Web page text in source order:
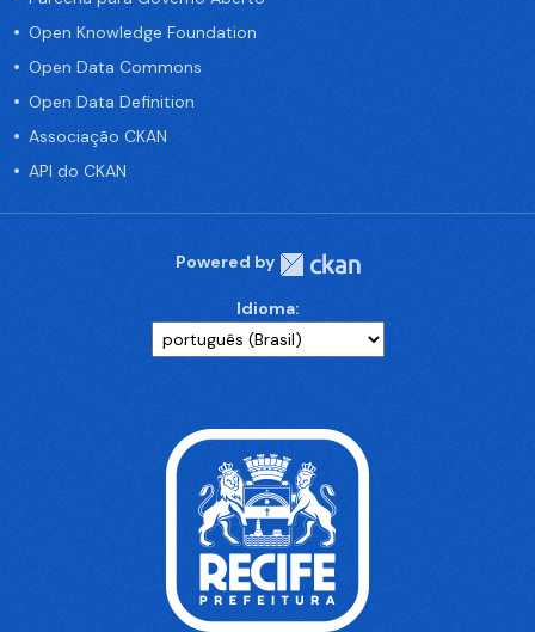
Open Knowledge Foundation
Open Data Commons
Open Data Definition
Associação CKAN
API do CKAN
Powered by
Idioma